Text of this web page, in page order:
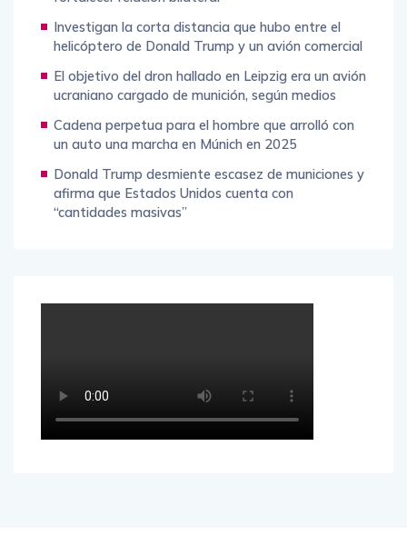
Investigan la corta distancia que hubo entre el
helicóptero de Donald Trump y un avión comercial
El objetivo del dron hallado en Leipzig era un avión
ucraniano cargado de munición, según medios
Cadena perpetua para el hombre que arrolló con
un auto una marcha en Múnich en 2025
Donald Trump desmiente escasez de municiones y
afirma que Estados Unidos cuenta con
“cantidades masivas”